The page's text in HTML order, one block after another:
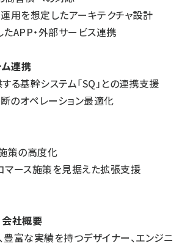
用を想定したアーキテクチャ設計
APP・外部サービス連携
ム連携
る基幹システム「SQ」との連携支援
のオペレーション最適化
策の高度化
ース施策を見据えた拡張支援
社概要
富な実績を持つデザイナー、エンジニ